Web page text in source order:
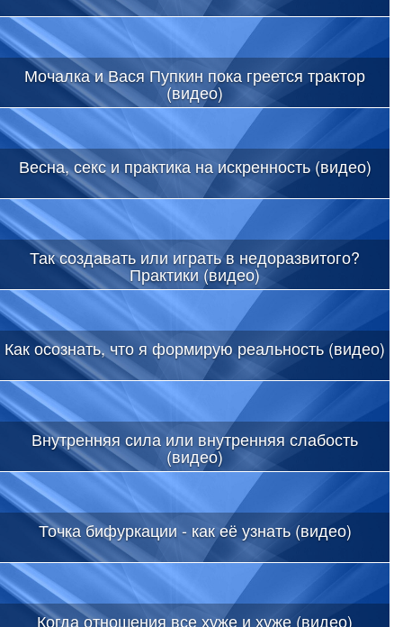
Мочалка и Вася Пупкин пока греется трактор
(видео)
Весна, секс и практика на искренность (видео)
Так создавать или играть в недоразвитого?
Практики (видео)
Как осознать, что я формирую реальность (видео)
Внутренняя сила или внутренняя слабость
(видео)
Точка бифуркации - как её узнать (видео)
Когда отношения все хуже и хуже (видео)